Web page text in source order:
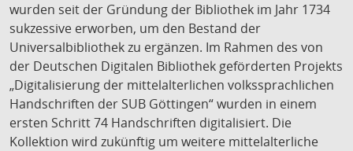
wurden seit der Gründung der Bibliothek im Jahr 1734
sukzessive erworben, um den Bestand der
Universalbibliothek zu ergänzen. Im Rahmen des von
der Deutschen Digitalen Bibliothek geförderten Projekts
„Digitalisierung der mittelalterlichen volkssprachlichen
Handschriften der SUB Göttingen“ wurden in einem
ersten Schritt 74 Handschriften digitalisiert. Die
Kollektion wird zukünftig um weitere mittelalterliche